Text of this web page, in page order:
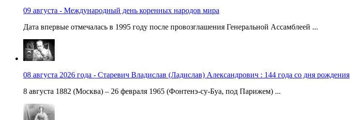
09 августа - Международный день коренных народов мира
Дата впервые отмечалась в 1995 году после провозглашения Генеральной Ассамблеей ...
08 августа 2026 года - Старевич Владислав (Ладислав) Александрович : 144 года со дня рождения
8 августа 1882 (Москва) – 26 февраля 1965 (Фонтенэ-су-Буа, под Парижем) ...